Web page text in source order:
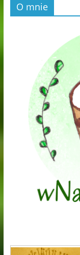
O mnie